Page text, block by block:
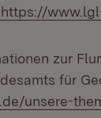
Extern:
https://
zur
für
unsere-